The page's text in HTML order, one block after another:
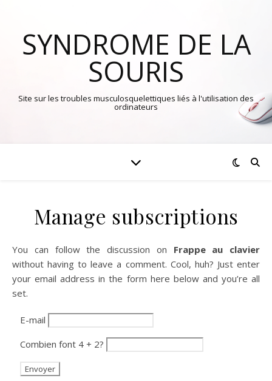
SYNDROME DE LA
SOURIS
Site sur les troubles musculosquelettiques liés à l'utilisation des
ordinateurs
Manage subscriptions
You can follow the discussion on Frappe au clavier
without having to leave a comment. Cool, huh? Just enter
your email address in the form here below and you’re all
set.
E-mail
Combien font 4 + 2?